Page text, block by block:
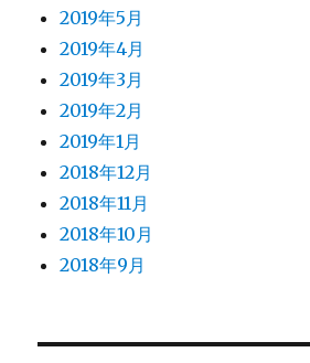
2019年5月
2019年4月
2019年3月
2019年2月
2019年1月
2018年12月
2018年11月
2018年10月
2018年9月